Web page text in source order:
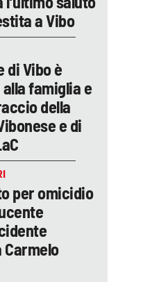
a Vibo
di Vibo è
famiglia e
della
e di
per omicidio